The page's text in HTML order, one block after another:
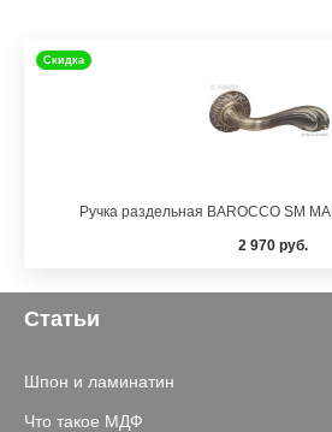
Скидка
Ручка раздельная BAROCCO SM
2 970 руб.
Статьи
Шпон и ламинатин
Что такое МДФ